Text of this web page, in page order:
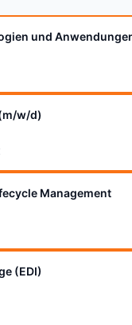
und
w/d)
Management
(EDI)